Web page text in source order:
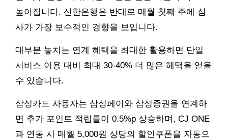
높아집니다. 신한은행은 반대로 매월 첫째 주에 심
사가 가장 보수적인 경향을 보입니다.
대부분 놓치는 연계 혜택을 최대한 활용하면 단일
서비스 이용 대비 최대 30-40% 더 많은 혜택을 얻을
수 있습니다.
삼성카드 사용자는 삼성페이와 삼성증권을 연계하
면 추가 포인트 적립률이 0.5%p 상승하며, CJ ONE
과 연동 시 매월 5,000원 상당의 할인쿠폰을 자동으